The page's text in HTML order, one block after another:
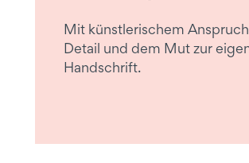
Mit künstlerischem
Detail und dem Mut zur
Handschrift.